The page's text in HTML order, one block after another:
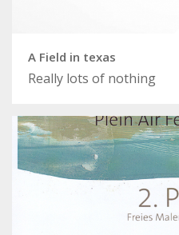
A Field in texas
Really lots of nothing